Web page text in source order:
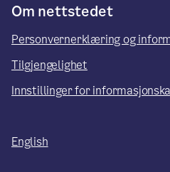
Om nettstedet
Personvernerklæring og
Tilgjengelighet
Innstillinger for
English